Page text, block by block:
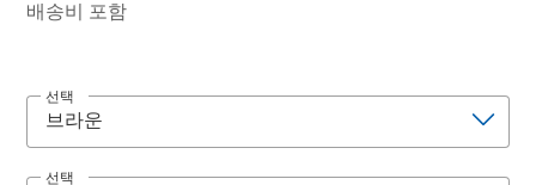
배송비 포함
선택
선택